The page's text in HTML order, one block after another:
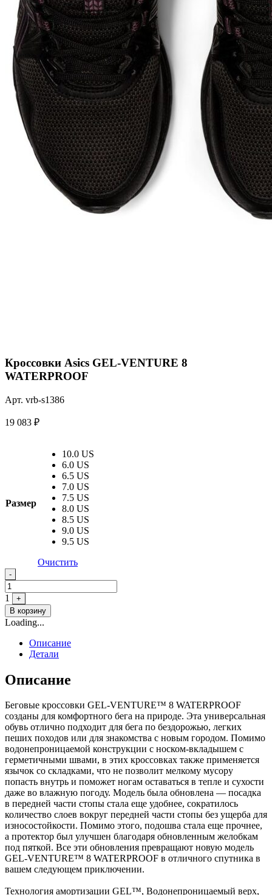
Кроссовки Asics GEL-VENTURE 8
WATERPROOF
Арт. vrb-s1386
19 083 ₽
Размер
10.0 US
6.0 US
6.5 US
7.0 US
7.5 US
8.0 US
8.5 US
9.0 US
9.5 US
Очистить
Quantity
-
1
+
В корзину
Loading...
Описание
Детали
Описание
Беговые кроссовки GEL-VENTURE™ 8 WATERPROOF
созданы для комфортного бега на природе. Эта универсальная
обувь отлично подходит для бега по бездорожью, легких
пеших походов или для знакомства с новым городом. Помимо
водонепроницаемой конструкции с носком-вкладышем с
герметичными швами, в этих кроссовках также применяется
язычок со складками, что не позволит мелкому мусору
попасть внутрь и поможет ногам оставаться в тепле и сухости
даже во влажную погоду. Модель была обновлена — посадка
в передней части стопы стала еще удобнее, сократилось
количество слоев вокруг передней части стопы без ущерба для
износостойкости. Помимо этого, подошва стала еще прочнее,
а протектор был улучшен благодаря обновленным желобкам
под пяткой. Все эти обновления превращают новую модель
GEL-VENTURE™ 8 WATERPROOF в отличного спутника в
вашем следующем приключении.
Технология амортизации GEL™, Водонепроницаемый верх,